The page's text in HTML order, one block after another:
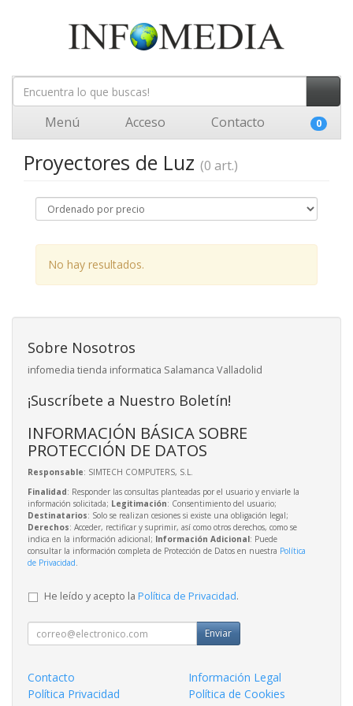
Menú Acceso Contacto 0
Proyectores de Luz (0 art.)
No hay resultados.
Sobre Nosotros
infomedia tienda informatica Salamanca Valladolid
¡Suscríbete a Nuestro Boletín!
INFORMACIÓN BÁSICA SOBRE
PROTECCIÓN DE DATOS
Responsable: SIMTECH COMPUTERS, S.L.
Finalidad: Responder las consultas planteadas por el usuario y enviarle la
información solicitada; Legitimación: Consentimiento del usuario;
Destinatarios: Solo se realizan cesiones si existe una obligación legal;
Derechos: Acceder, rectificar y suprimir, así como otros derechos, como se
indica en la información adicional; Información Adicional: Puede
consultar la información completa de Protección de Datos en nuestra Política
de Privacidad.
He leído y acepto la Política de Privacidad.
Enviar
Contacto
Información Legal
Política Privacidad
Política de Cookies